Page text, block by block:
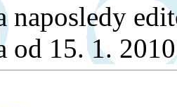
naposledy
od 15. 1.